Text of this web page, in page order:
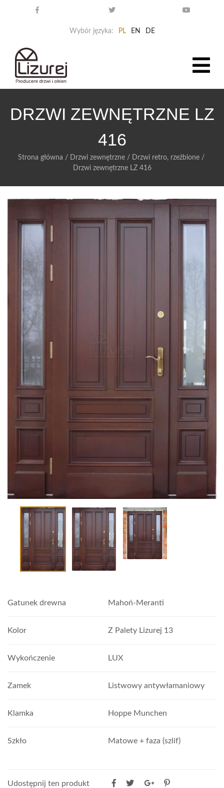
Wybór języka: PL EN DE
DRZWI ZEWNĘTRZNE LZ
416
Strona główna / Drzwi zewnętrzne/ Drzwi retro, rzeźbione/
Drzwi zewnętrzne LZ 416
Gatunek drewna Mahoń-Meranti
Kolor Z Palety Lizurej 13
Wykończenie LUX
Zamek Listwowy antywłamaniowy
Klamka Hoppe Munchen
Szkło Matowe + faza (szlif)
Udostępnij ten produkt